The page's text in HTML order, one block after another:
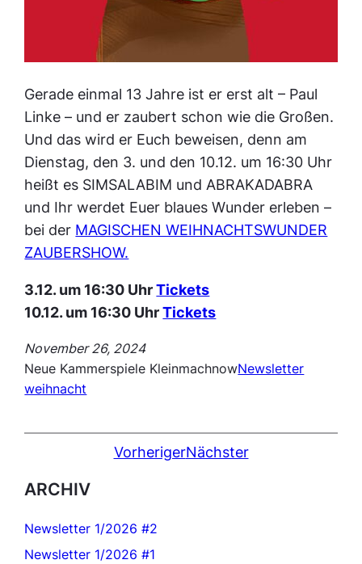
Gerade einmal 13 Jahre ist er erst alt – Paul
Linke – und er zaubert schon wie die Großen.
Und das wird er Euch beweisen, denn am
Dienstag, den 3. und den 10.12. um 16:30 Uhr
heißt es SIMSALABIM und ABRAKADABRA
und Ihr werdet Euer blaues Wunder erleben –
bei der MAGISCHEN WEIHNACHTSWUNDER
ZAUBERSHOW.
3.12. um 16:30 UhrTickets
10.12. um 16:30 UhrTickets
November 26, 2024
Neue Kammerspiele KleinmachnowNewsletter
weihnacht
VorherigerNächster
ARCHIV
Newsletter 1/2026 #2
Newsletter 1/2026 #1